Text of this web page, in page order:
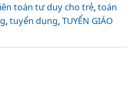
toán tư duy cho trẻ,toán
,tuyển dụng,TUYỂN GIÁO